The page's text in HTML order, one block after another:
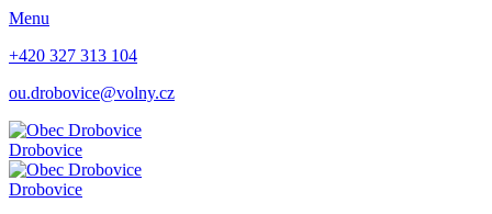
Menu
+420 327 313 104
ou.drobovice@volny.cz
Drobovice
Drobovice